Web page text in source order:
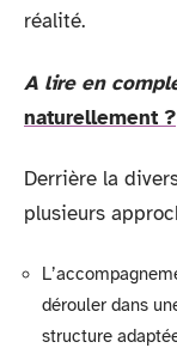
réalité.
A lire en
naturellement ?
Derrière la
plusieurs
dérouler dans
structure